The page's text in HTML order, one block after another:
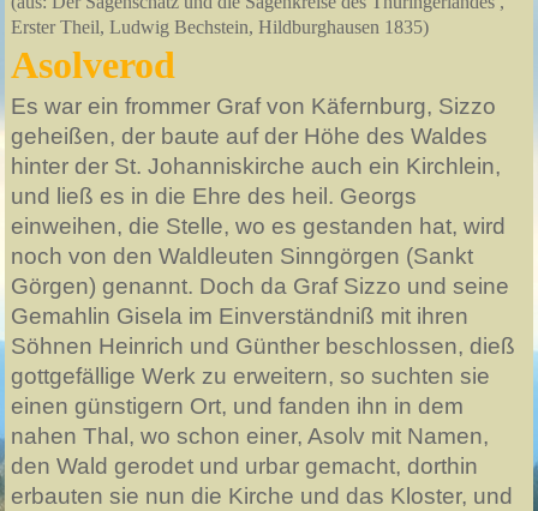
Erster Theil, Ludwig Bechstein, Hildburghausen 1835)
Asolverod
Es war ein frommer Graf von Käfernburg, Sizzo
geheißen, der baute auf der Höhe des Waldes
hinter der St. Johanniskirche auch ein Kirchlein,
und ließ es in die Ehre des heil. Georgs
einweihen, die Stelle, wo es gestanden hat, wird
noch von den Waldleuten Sinngörgen (Sankt
Görgen) genannt. Doch da Graf Sizzo und seine
Gemahlin Gisela im Einverständniß mit ihren
Söhnen Heinrich und Günther beschlossen, dieß
gottgefällige Werk zu erweitern, so suchten sie
einen günstigern Ort, und fanden ihn in dem
nahen Thal, wo schon einer, Asolv mit Namen,
den Wald gerodet und urbar gemacht, dorthin
erbauten sie nun die Kirche und das Kloster, und